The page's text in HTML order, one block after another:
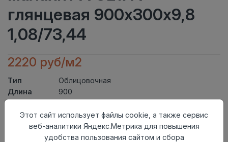
глянцевая 900х300х9,8
1,08/73,44
2220 руб/м2
Тип
Облицовочная
Длина
900
АктуальностьАктуален
Товарная
Керамическая Плитка
Этот сайт использует файлы cookie, а также сервис
веб-аналитики Яндекс.Метрика для повышения
удобства пользования сайтом и сбора